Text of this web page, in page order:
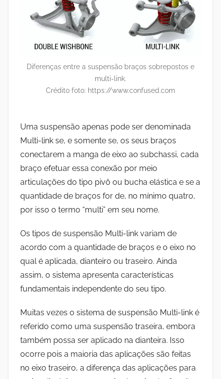
Diferenças entre a suspensão braços sobrepostos e
multi-link.
Crédito foto: https://www.confused.com
Uma suspensão apenas pode ser denominada
Multi-link se, e somente se, os seus braços
conectarem a manga de eixo ao subchassi, cada
braço efetuar essa conexão por meio
articulações do tipo pivô ou bucha elástica e se a
quantidade de braços for de, no mínimo quatro,
por isso o termo “multi” em seu nome.
Os tipos de suspensão Multi-link variam de
acordo com a quantidade de braços e o eixo no
qual é aplicada, dianteiro ou traseiro. Ainda
assim, o sistema apresenta características
fundamentais independente do seu tipo.
Muitas vezes o sistema de suspensão Multi-link é
referido como uma suspensão traseira, embora
também possa ser aplicado na dianteira. Isso
ocorre pois a maioria das aplicações são feitas
no eixo traseiro, a diferença das aplicações para